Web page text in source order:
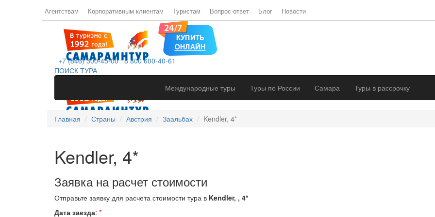
Агентствам Корпоративным клиентам Туристам Вопрос-ответ Блог Новости
+7 (846) 300-45-00 8 800 600-40-61
ПОИСК ТУРА
Международные туры
Туры по России Самара Туры в рассрочку
Главная Страны Австрия Заальбах Kendler, 4*
Kendler, 4*
Заявка на расчет стоимости
Отправьте заявку для расчета стоимости тура в Kendler, , 4*
Дата заезда: *